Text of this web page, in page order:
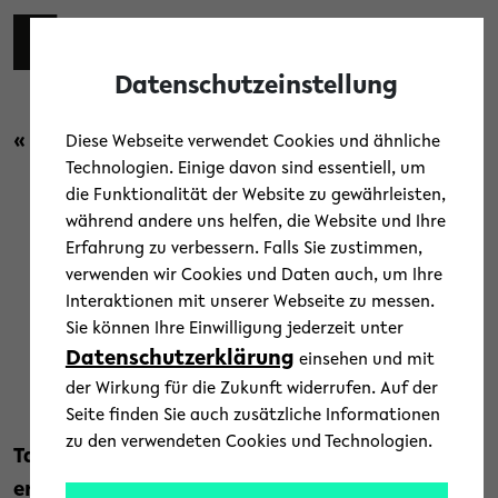
Skip to main content
« Zurück zur Übersicht
Campus Menschen /News
Staatssekretär Günnewig
informiert sich in OWL
18. März 2022
Text: Universität Bielefeld
Talente fördern und Aufstieg durch Bildung
ermöglichen: In Deutschland entscheidet
Datenschutzeinstellung
Diese Webseite verwendet Cookies und ähnliche
Technologien. Einige davon sind essentiell, um
die Funktionalität der Website zu gewährleisten,
während andere uns helfen, die Website und Ihre
Erfahrung zu verbessern. Falls Sie zustimmen,
verwenden wir Cookies und Daten auch, um Ihre
Interaktionen mit unserer Webseite zu messen.
Sie können Ihre Einwilligung jederzeit unter
Datenschutzerklärung einsehen und mit
der Wirkung für die Zukunft widerrufen. Auf der
Seite finden Sie auch zusätzliche Informationen
zu den verwendeten Cookies und Technologien.